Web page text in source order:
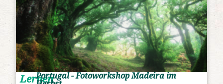
LernenPortugal - Fotoworkshop Madeira im